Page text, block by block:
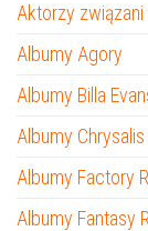
Aktorzy
Albumy Agory
Albumy Billa
Albumy
Albumy Factory
Albumy Fantasy